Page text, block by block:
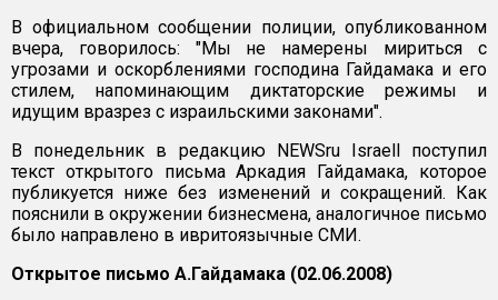
В официальном сообщении полиции, опубликованном
вчера, говорилось: "Мы не намерены мириться с
угрозами и оскорблениями господина Гайдамака и его
стилем, напоминающим диктаторские режимы и
идущим вразрез с израильскими законами".
В понедельник в редакцию NEWSru Israell поступил
текст открытого письма Аркадия Гайдамака, которое
публикуется ниже без изменений и сокращений. Как
пояснили в окружении бизнесмена, аналогичное письмо
было направлено в ивритоязычные СМИ.
Открытое письмо А.Гайдамака (02.06.2008)